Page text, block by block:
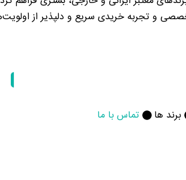
تخصصی و تجربه خریدی سریع و دلپذیر از
برند ها تماس با ما